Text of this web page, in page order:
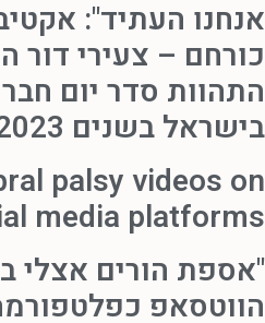
אנחנו העתיד":
התהוות סדר יום
בישראל בשנים 2023–2024
palsy videos on
media platforms
"אספת הורים אצלי
הווטסאפ